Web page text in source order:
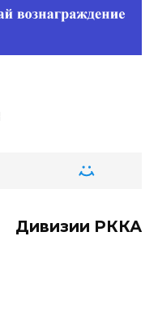
Дивизии РККА